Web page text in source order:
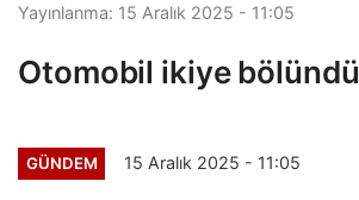
Yayınlanma: 15 Aralık 2025 - 11:05
Otomobil ikiye bölündü
GÜNDEM 15 Aralık 2025 - 11:05